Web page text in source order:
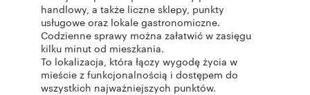
handlowy, a także liczne sklepy, punkty
usługowe oraz lokale gastronomiczne.
Codzienne sprawy można załatwić w zasięgu
kilku minut od mieszkania.
To lokalizacja, która łączy wygodę życia w
mieście z funkcjonalnością i dostępem do
wszystkich najważniejszych punktów.